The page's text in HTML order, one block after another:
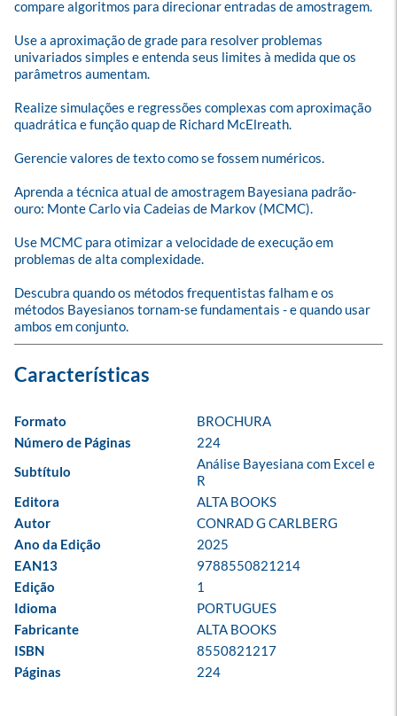
compare algoritmos para direcionar entradas de amostragem.
Use a aproximação de grade para resolver problemas
univariados simples e entenda seus limites à medida que os
parâmetros aumentam.
Realize simulações e regressões complexas com aproximação
quadrática e função quap de Richard McElreath.
Gerencie valores de texto como se fossem numéricos.
Aprenda a técnica atual de amostragem Bayesiana padrão-
ouro: Monte Carlo via Cadeias de Markov (MCMC).
Use MCMC para otimizar a velocidade de execução em
problemas de alta complexidade.
Descubra quando os métodos frequentistas falham e os
métodos Bayesianos tornam-se fundamentais - e quando usar
ambos em conjunto.
Formato
BROCHURA
Número de Páginas
224
Subtítulo
Análise Bayesiana com Excel e
R
Editora
ALTA BOOKS
Autor
CONRAD G CARLBERG
Ano da Edição
2025
EAN13
9788550821214
Edição
1
Idioma
PORTUGUES
Fabricante
ALTA BOOKS
ISBN
8550821217
Páginas
224